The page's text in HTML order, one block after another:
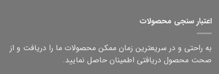
اعتبار سنجی محصولات
به راحتی و در سریعترین زمان ممکن محصولات ما را دریافت و از
صحت محصول دریافتی اطمینان حاصل نمایید.